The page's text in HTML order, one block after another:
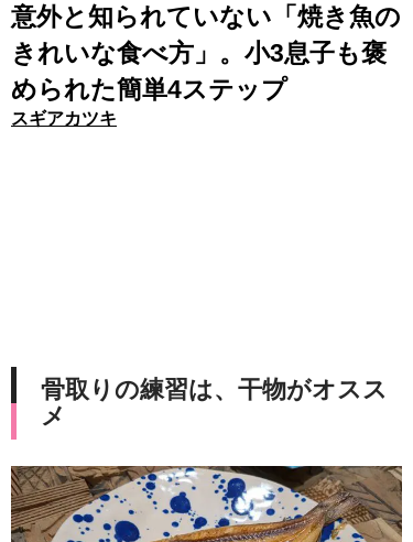
意外と知られていない「焼き魚の
きれいな食べ方」。小3息子も褒
められた簡単4ステップ
スギアカツキ
骨取りの練習は、干物がオスス
メ